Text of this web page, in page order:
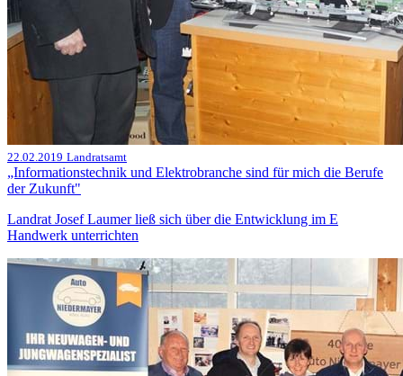
22.02.2019 Landratsamt
„Informationstechnik und Elektrobranche sind für mich die Berufe
der Zukunft"
Landrat Josef Laumer ließ sich über die Entwicklung im E
Handwerk unterrichten